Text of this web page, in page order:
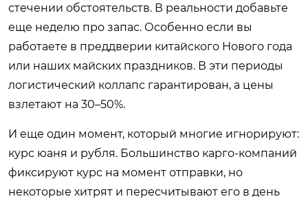
стечении обстоятельств. В реальности добавьте
еще неделю про запас. Особенно если вы
работаете в преддверии китайского Нового года
или наших майских праздников. В эти периоды
логистический коллапс гарантирован, а цены
взлетают на 30–50%.
И еще один момент, который многие игнорируют:
курс юаня и рубля. Большинство карго-компаний
фиксируют курс на момент отправки, но
некоторые хитрят и пересчитывают его в день